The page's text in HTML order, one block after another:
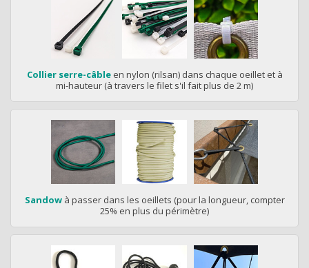
Collier serre-câbleen nylon (rilsan) dans chaque oeillet et à
mi-hauteur (à travers le filet s'il fait plus de 2 m)
Sandowà passer dans les oeillets (pour la longueur, compter
25% en plus du périmètre)